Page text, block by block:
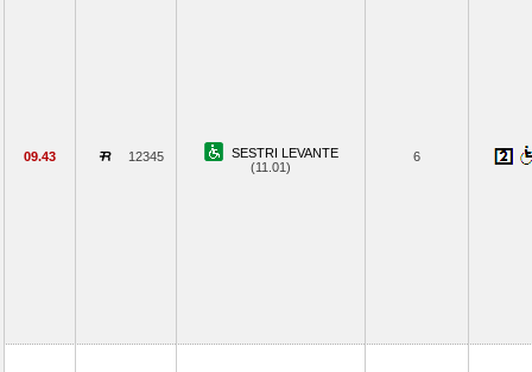
09.43 12345
SESTRI LEVANTE
(11.01)
6